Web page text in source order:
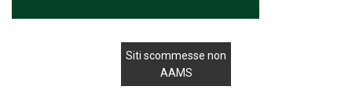
Siti scommesse non
AAMS